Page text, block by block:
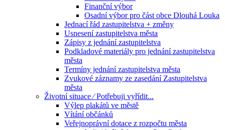
Finanční výbor
Osadní výbor pro část obce Dlouhá Louka
Jednací řád zastupitelstva + změny
Usnesení zastupitelstva města
Zápisy z jednání zastupitelstva
Podkladové materiály pro jednání zastupitelstva
města
Termíny jednání zastupitelstva města
Zvukové záznamy ze zasedání Zastupitelstva
města
Životní situace ⁄ Potřebuji vyřídit...
Výlep plakátů ve městě
Vítání občánků
Veřejnoprávní dotace z rozpočtu města